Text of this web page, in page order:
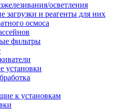
осветления
загрузки и реагенты для них
осмоса
фильтры
установки
к установкам